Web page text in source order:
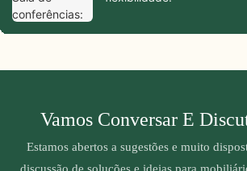
Vamos Conversar E
Estamos abertos a sugestões e muito